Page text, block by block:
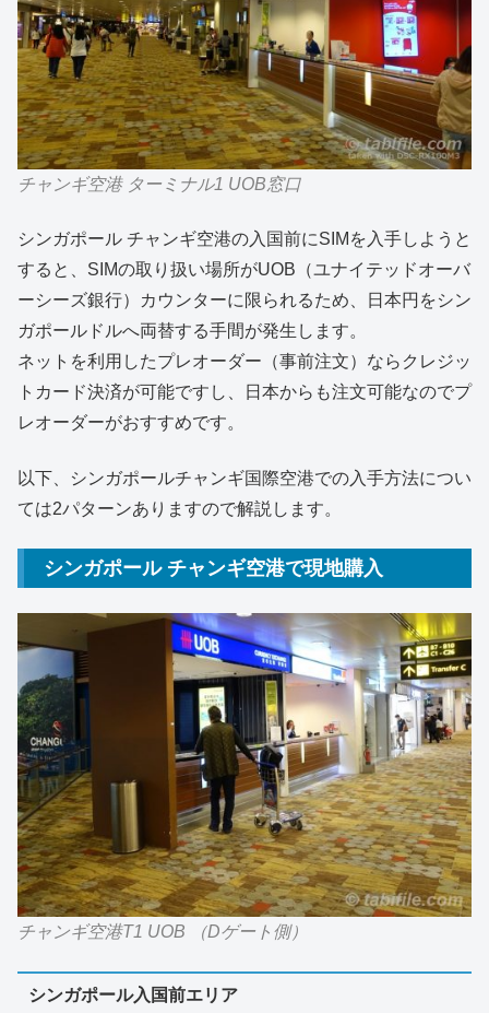
チャンギ空港 ターミナル1 UOB窓口
シンガポール チャンギ空港の入国前にSIMを入手しようと
すると、SIMの取り扱い場所がUOB（ユナイテッドオーバ
ーシーズ銀行）カウンターに限られるため、日本円をシン
ガポールドルへ両替する手間が発生します。
ネットを利用したプレオーダー（事前注文）ならクレジッ
トカード決済が可能ですし、日本からも注文可能なのでプ
レオーダーがおすすめです。
以下、シンガポールチャンギ国際空港での入手方法につい
ては2パターンありますので解説します。
シンガポール チャンギ空港で現地購入
チャンギ空港T1 UOB （Dゲート側）
シンガポール入国前エリア